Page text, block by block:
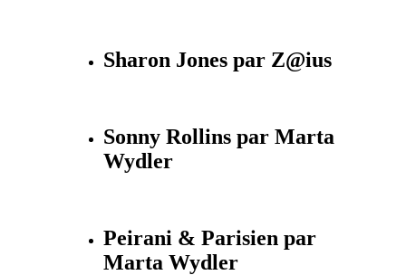
Sharon Jones par Z@ius
Sonny Rollins par Marta
Wydler
Peirani & Parisien par
Marta Wydler